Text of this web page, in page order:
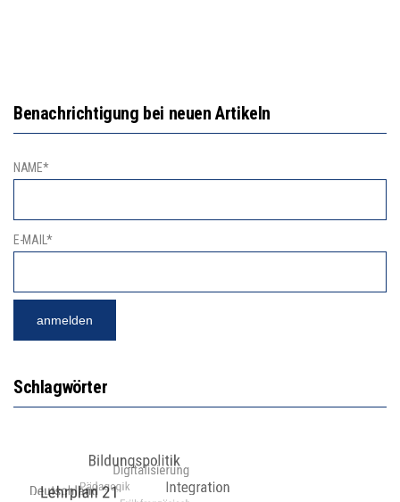
Benachrichtigung bei neuen Artikeln
NAME*
E-MAIL*
Schlagwörter